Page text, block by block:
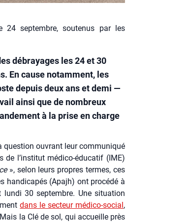
24 septembre, soutenus par les
débrayages les 24 et 30
En cause notamment, les
depuis deux ans et demi —
ainsi que de nombreux
à la prise en charge
ques­tion ouvrant leur com­mu­ni­qué
l’institut médi­co-édu­ca­tif (IME)
», selon leurs propres termes, ces
han­di­ca­pés (Apa­jh) ont pro­cé­dé à
30 sep­tembre. Une situa­tion
dans le sec­teur médi­co-social,
la Clé de sol, qui accueille près